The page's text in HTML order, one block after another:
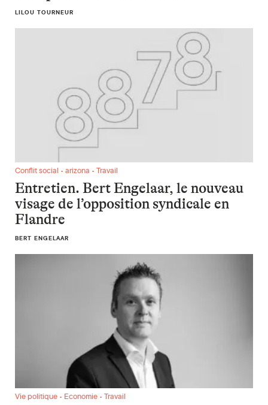
LILOU TOURNEUR
Entretien. Bert Engelaar, le nouveau visage de l’opposition
Conflit social • arizona • Travail
Entretien. Bert Engelaar, le nouveau
visage de l’opposition syndicale en
Flandre
BERT ENGELAAR
Négociations fédérales : une supernote pour les super riches
Vie politique • Economie • Travail